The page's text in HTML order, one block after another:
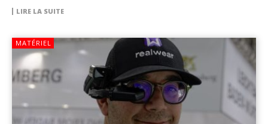
LIRE LA SUITE
MATÉRIEL